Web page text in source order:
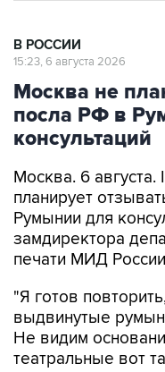
В РОССИИ
15:23, 6 августа 2026
Москва не
посла РФ в
консультаций
Москва. 6 августа.
планирует
Румынии для
замдиректора
печати МИД
"Я готов
выдвинутые
Не видим
театральные вот